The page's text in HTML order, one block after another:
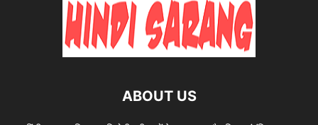
ABOUT US